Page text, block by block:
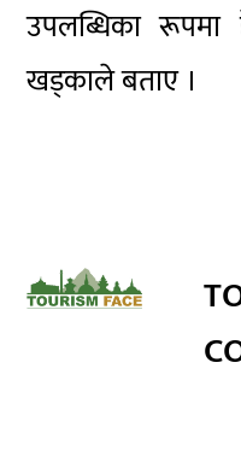
उपलब्धिका रूपमा
खड्काले बताए ।